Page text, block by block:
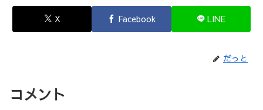
X Facebook LINE
だっと
コメント